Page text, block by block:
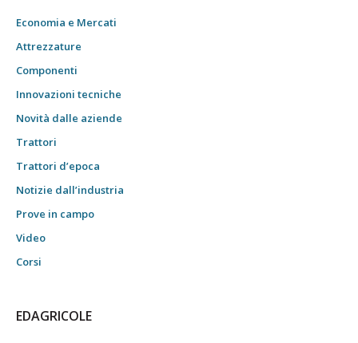
Economia e Mercati
Attrezzature
Componenti
Innovazioni tecniche
Novità dalle aziende
Trattori
Trattori d’epoca
Notizie dall’industria
Prove in campo
Video
Corsi
EDAGRICOLE